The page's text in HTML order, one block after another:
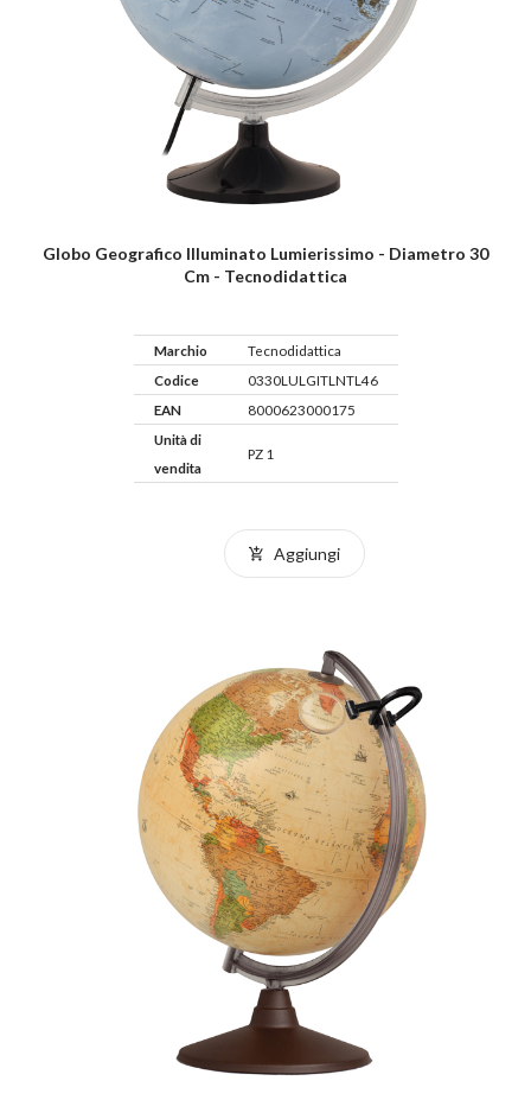
Globo Geografico Illuminato Lumierissimo - Diametro 30
Cm - Tecnodidattica
Marchio
Tecnodidattica
Codice
0330LULGITLNTL46
EAN
8000623000175
Unità di
vendita
PZ 1
Aggiungi